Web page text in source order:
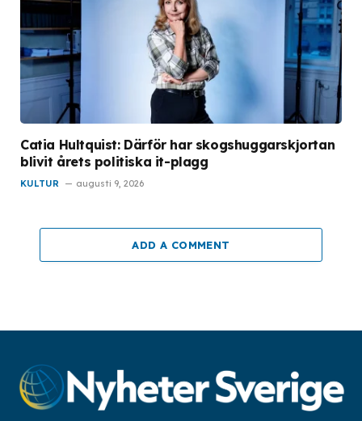
Catia Hultquist: Därför har skogshuggarskjortan
blivit årets politiska it-plagg
KULTUR augusti 9, 2026
ADD A COMMENT